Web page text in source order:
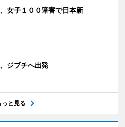
女子１００障害で日本新
ジブチへ出発
っと見る